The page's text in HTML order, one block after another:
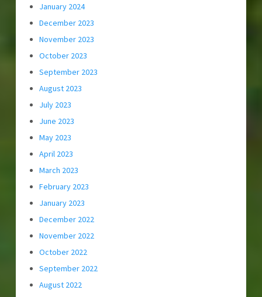
January 2024
December 2023
November 2023
October 2023
September 2023
August 2023
July 2023
June 2023
May 2023
April 2023
March 2023
February 2023
January 2023
December 2022
November 2022
October 2022
September 2022
August 2022